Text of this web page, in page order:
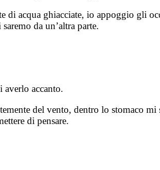
di acqua ghiacciate, io appoggio gli
da un’altra parte.
accanto.
del vento, dentro lo stomaco
di pensare.